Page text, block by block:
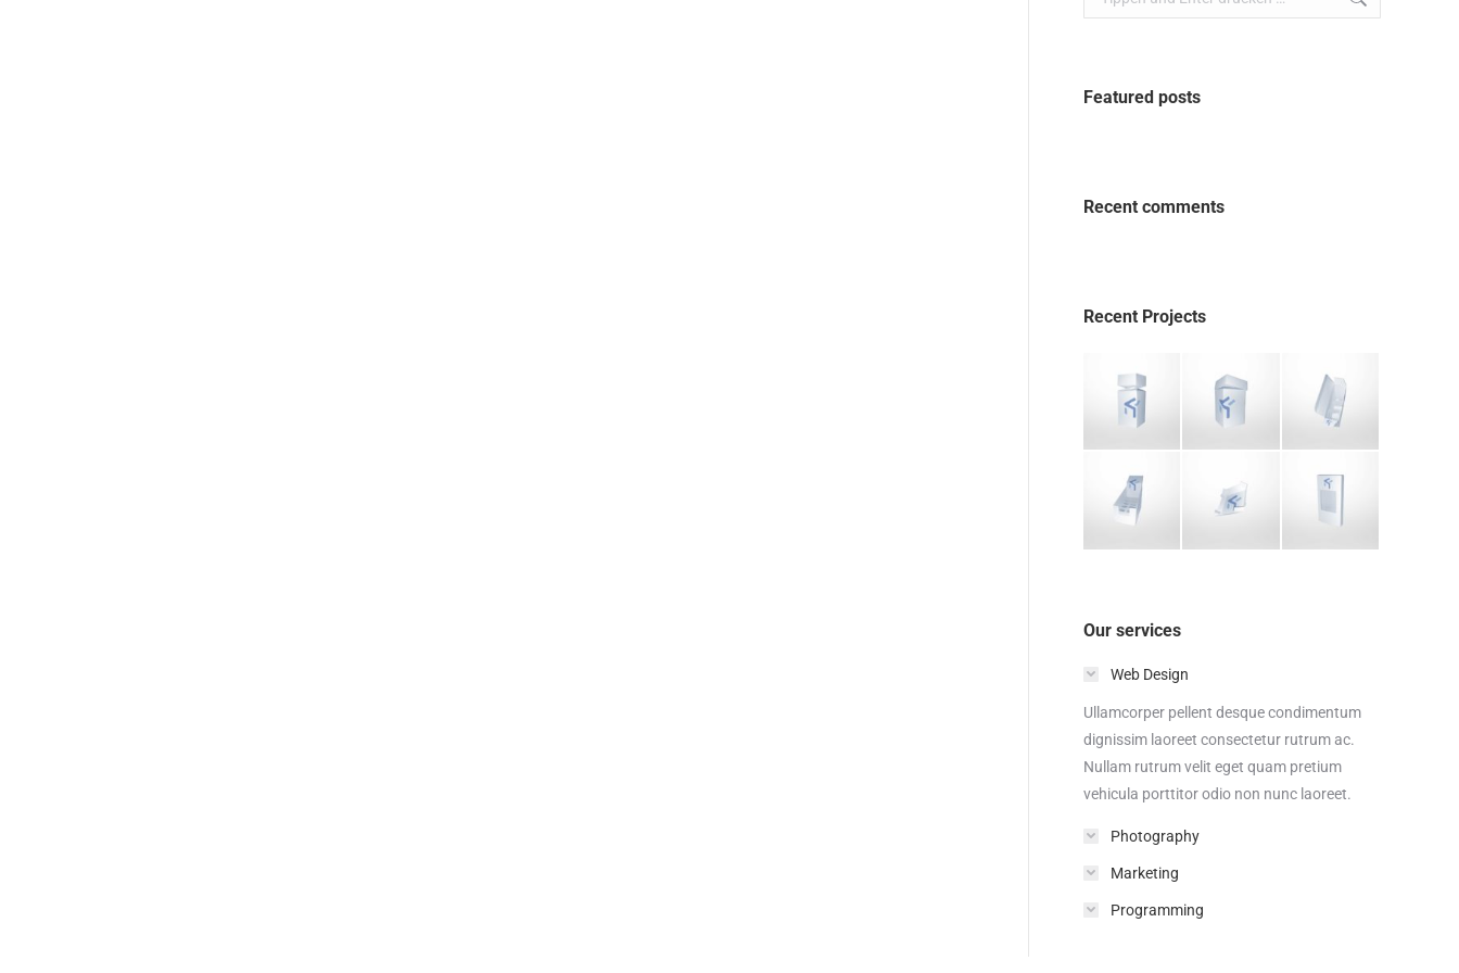
Featured posts
Recent comments
Recent Projects
Our services
Web Design
Ullamcorper pellent desque condimentum
dignissim laoreet consectetur rutrum ac.
Nullam rutrum velit eget quam pretium
vehicula porttitor odio non nunc laoreet.
Photography
Marketing
Programming